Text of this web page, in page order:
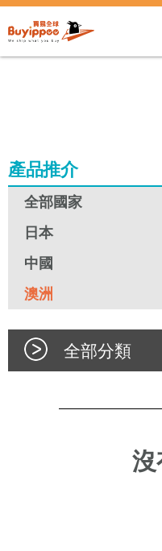
產品推介
全部國家
日本
中國
澳洲
全部分類
沒